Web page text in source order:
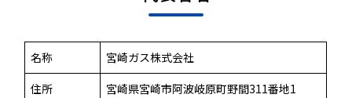
名称
宮崎ガス株式会社
住所
宮崎県宮崎市阿波岐原町野間311番地1